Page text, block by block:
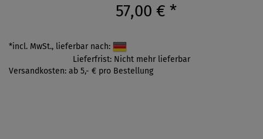
57,00 € *
*incl. MwSt., lieferbar nach:
Lieferfrist: Nicht mehr lieferbar
Versandkosten: ab 5,- € pro Bestellung